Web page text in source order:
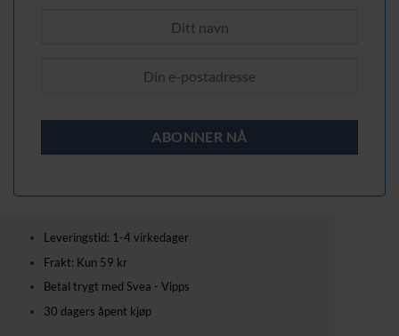
Leveringstid: 1-4 virkedager
Frakt: Kun 59 kr
Betal trygt med Svea - Vipps
30 dagers åpent kjøp